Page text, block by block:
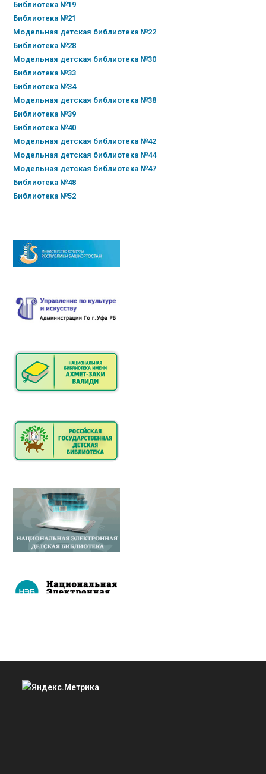
Библиотека №19
Библиотека №21
Модельная детская библиотека №22
Библиотека №28
Модельная детская библиотека №30
Библиотека №33
Библиотека №34
Модельная детская библиотека №38
Библиотека №39
Библиотека №40
Модельная детская библиотека №42
Модельная детская библиотека №44
Модельная детская библиотека №47
Библиотека №48
Библиотека №52